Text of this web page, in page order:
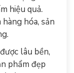
hiệu quả.
hóa, sản
lâu bền,
phẩm đẹp